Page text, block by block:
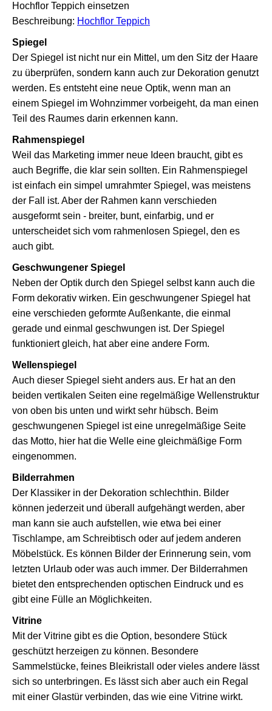
Hochflor Teppich einsetzen
Beschreibung: Hochflor Teppich
Spiegel
Der Spiegel ist nicht nur ein Mittel, um den Sitz der Haare
zu überprüfen, sondern kann auch zur Dekoration genutzt
werden. Es entsteht eine neue Optik, wenn man an
einem Spiegel im Wohnzimmer vorbeigeht, da man einen
Teil des Raumes darin erkennen kann.
Rahmenspiegel
Weil das Marketing immer neue Ideen braucht, gibt es
auch Begriffe, die klar sein sollten. Ein Rahmenspiegel
ist einfach ein simpel umrahmter Spiegel, was meistens
der Fall ist. Aber der Rahmen kann verschieden
ausgeformt sein - breiter, bunt, einfarbig, und er
unterscheidet sich vom rahmenlosen Spiegel, den es
auch gibt.
Geschwungener Spiegel
Neben der Optik durch den Spiegel selbst kann auch die
Form dekorativ wirken. Ein geschwungener Spiegel hat
eine verschieden geformte Außenkante, die einmal
gerade und einmal geschwungen ist. Der Spiegel
funktioniert gleich, hat aber eine andere Form.
Wellenspiegel
Auch dieser Spiegel sieht anders aus. Er hat an den
beiden vertikalen Seiten eine regelmäßige Wellenstruktur
von oben bis unten und wirkt sehr hübsch. Beim
geschwungenen Spiegel ist eine unregelmäßige Seite
das Motto, hier hat die Welle eine gleichmäßige Form
eingenommen.
Bilderrahmen
Der Klassiker in der Dekoration schlechthin. Bilder
können jederzeit und überall aufgehängt werden, aber
man kann sie auch aufstellen, wie etwa bei einer
Tischlampe, am Schreibtisch oder auf jedem anderen
Möbelstück. Es können Bilder der Erinnerung sein, vom
letzten Urlaub oder was auch immer. Der Bilderrahmen
bietet den entsprechenden optischen Eindruck und es
gibt eine Fülle an Möglichkeiten.
Vitrine
Mit der Vitrine gibt es die Option, besondere Stück
geschützt herzeigen zu können. Besondere
Sammelstücke, feines Bleikristall oder vieles andere lässt
sich so unterbringen. Es lässt sich aber auch ein Regal
mit einer Glastür verbinden, das wie eine Vitrine wirkt.